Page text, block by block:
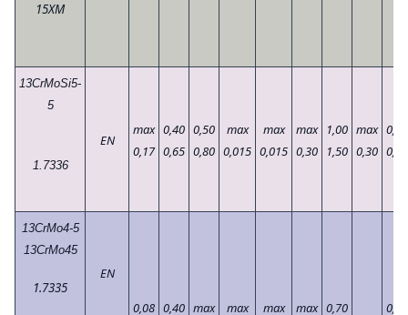
15XM
13CrMoSi5-
5
1.7336
EN
max
0,17
0,40
0,65
0,50
0,80
max
0,015
max
0,015
max
0,30
1,00
1,50
max
0,30
0,45
0,65
13CrMo4-5
13CrMo45
1.7335
EN
0,08 0,40 max
max
max
max 0,70
0,40